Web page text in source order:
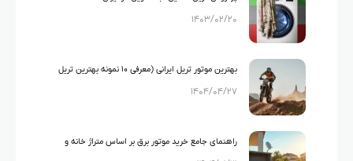
۱۴۰۳/۰۲/۲۰
بهترین موتور تریل ایرانی (معرفی ۱۰ نمونه بهترین تریل
های ایرانی)
۱۴۰۴/۰۴/۲۷
راهنمای جامع خرید موتور برق بر اساس متراژ خانه و